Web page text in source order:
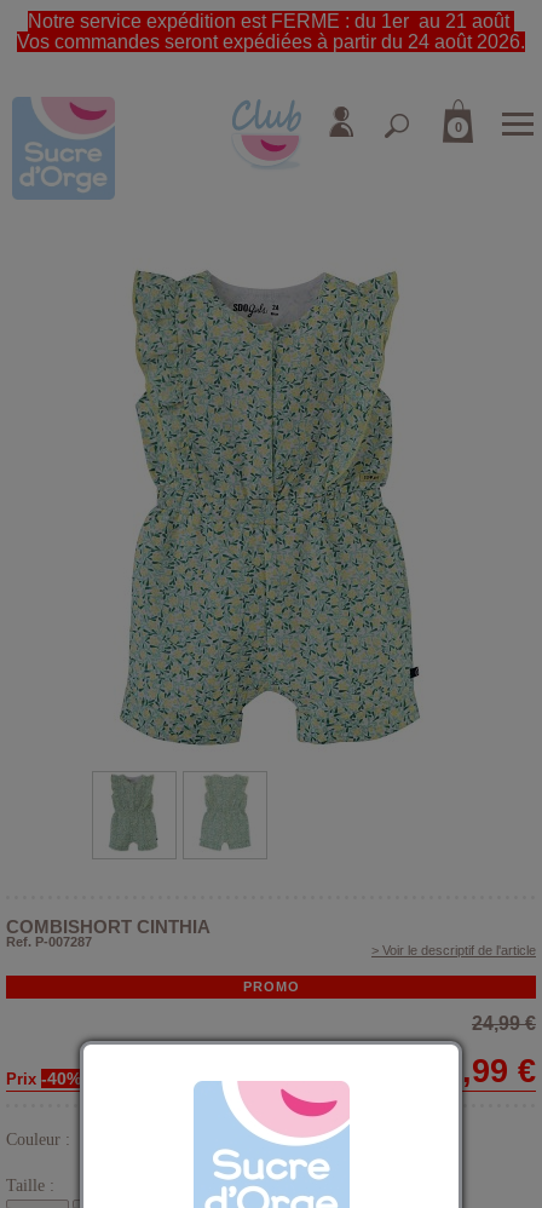
Notre service expédition est FERME : du 1er au 21 août
Vos commandes seront expédiées à partir du 24 août 2026.
0
COMBISHORT CINTHIA
Ref. P-007287
> Voir le descriptif de l'article
PROMO
24,99 €
Prix -40% 14,99 €
Couleur :
Taille :